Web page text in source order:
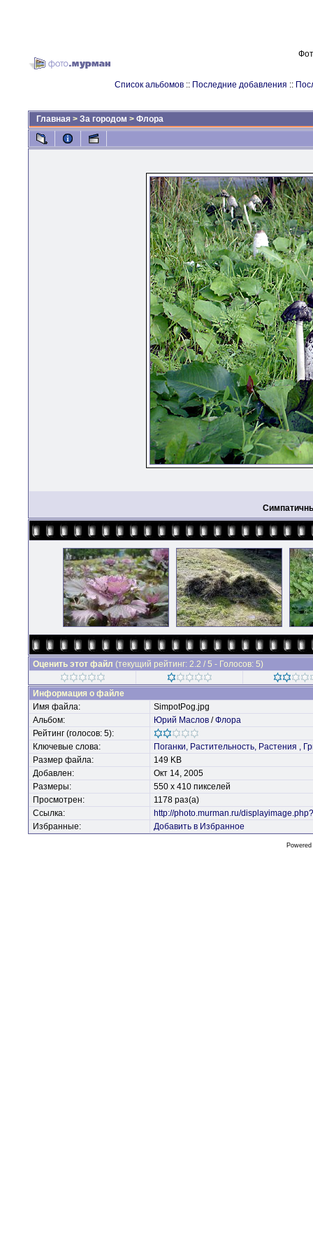
Список альбомов :: Последние добавления ::
Главная > За городом > Флора
Оценить этот файл (текущий рейтинг: 2.2 / 5 - Голосов: 5)
Информация о файле
Имя файла:
SimpotPog.jpg
Альбом:
Юрий Маслов /Флора
Рейтинг (голосов: 5):
Ключевые слова:
Поганки, Растительность, Растения ,
Размер файла:
149 KB
Добавлен:
Окт 14, 2005
Размеры:
550 x 410 пикселей
Просмотрен:
1178 раз(а)
Ссылка:
http://photo.murman.ru/
Избранные:
Добавить в Избранное